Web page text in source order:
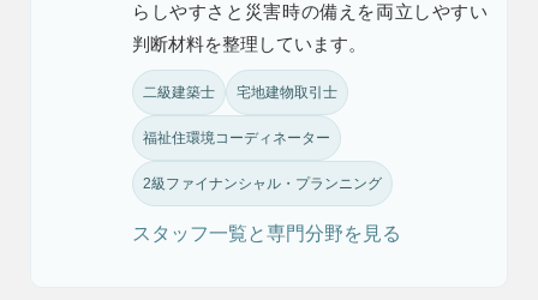
らしやすさと災害時の備えを両立しやすい
判断材料を整理しています。
二級建築士 宅地建物取引士
福祉住環境コーディネーター
2級ファイナンシャル・プランニング
スタッフ一覧と専門分野を見る